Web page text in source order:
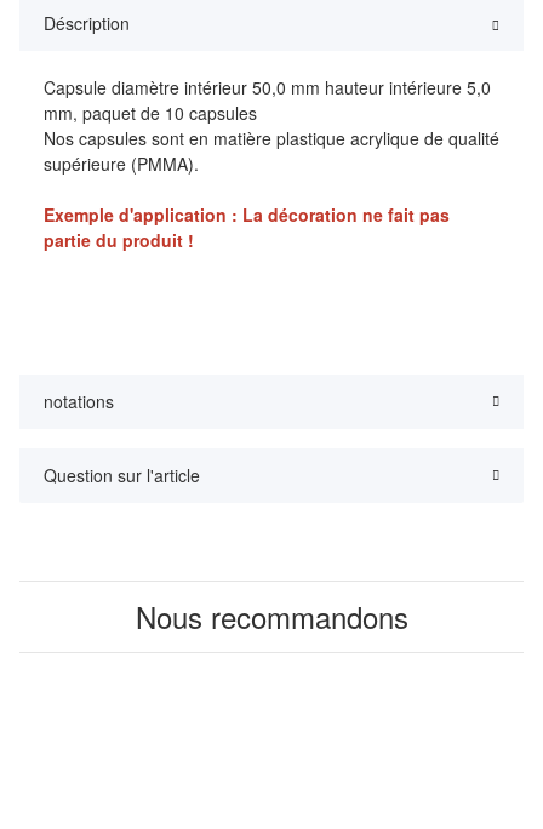
Déscription
Capsule diamètre intérieur 50,0 mm hauteur intérieure 5,0
mm, paquet de 10 capsules
Nos capsules sont en matière plastique acrylique de qualité
supérieure (PMMA).
Exemple d'application : La décoration ne fait pas
partie du produit !
notations
Question sur l'article
Nous recommandons